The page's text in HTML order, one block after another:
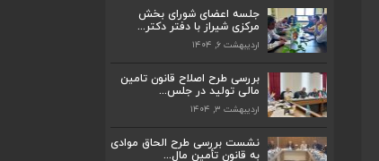
جلسه اعضای شورای بخش
مرکزی شیراز با دفتر دکتر...
اردیبهشت ۶, ۱۴۰۴
بررسی طرح اصلاح قانون تامین
مالی تولید در جلس...
اردیبهشت ۳, ۱۴۰۴
نشست بررسی طرح الحاق موادی
به قانون تأمین مال...
اردیبهشت ۱۱, ۱۴۰۴
دفتر دکتر...
اردیبهشت ۶, ۱۴۰۴
ارتق...
اردیبهشت ۲۳, ۱۴۰۴